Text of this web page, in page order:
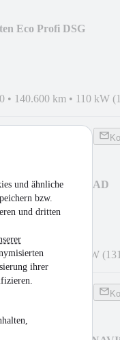
und ähnliche
bzw.
und dritten
ihrer
Eco Profi DSG
• 140.600 km • 110 kW
L3 Trend ALLRAD
•99.000 km 96 kW